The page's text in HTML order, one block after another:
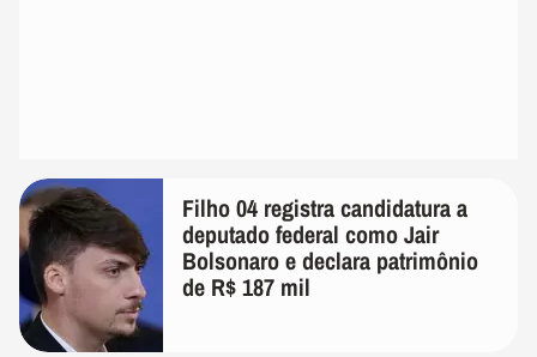
Filho 04 registra candidatura a
deputado federal como Jair
Bolsonaro e declara patrimônio
de R$ 187 mil